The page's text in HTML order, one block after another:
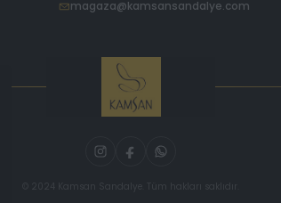
magaza@kamsansandalye.com